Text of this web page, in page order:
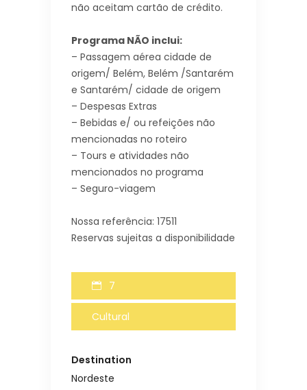
não aceitam cartão de crédito.
Programa NÃO inclui:
– Passagem aérea cidade de
origem/ Belém, Belém /Santarém
e Santarém/ cidade de origem
– Despesas Extras
– Bebidas e/ ou refeições não
mencionadas no roteiro
– Tours e atividades não
mencionados no programa
– Seguro-viagem
Nossa referência: 17511
Reservas sujeitas a disponibilidade
7
Cultural
Destination
Nordeste